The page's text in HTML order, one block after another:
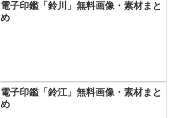
電子印鑑「鈴川」無料画像・素材まと
め
電子印鑑「鈴江」無料画像・素材まと
め